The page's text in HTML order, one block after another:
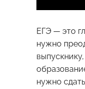
ЕГЭ — это
нужно
нужно